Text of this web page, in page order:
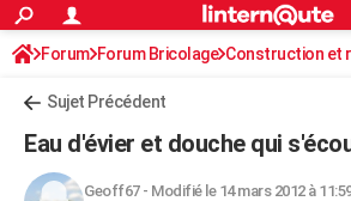
ACTUALITÉS
Politique
Société
Faits Divers
Education
Monde
Villes
+
FINANCE
S'inscrire
Connexion
Forum Forum Bricolage Construction et
Sujet Précédent
Eau d'évier et douche qui
Geoff67- Modifié le 14 mars 2012 à